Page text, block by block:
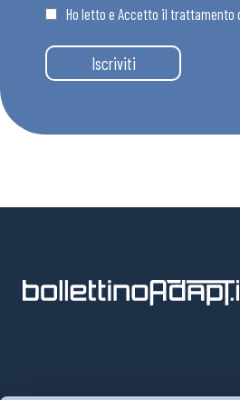
Ho letto e Accetto il
Iscriviti